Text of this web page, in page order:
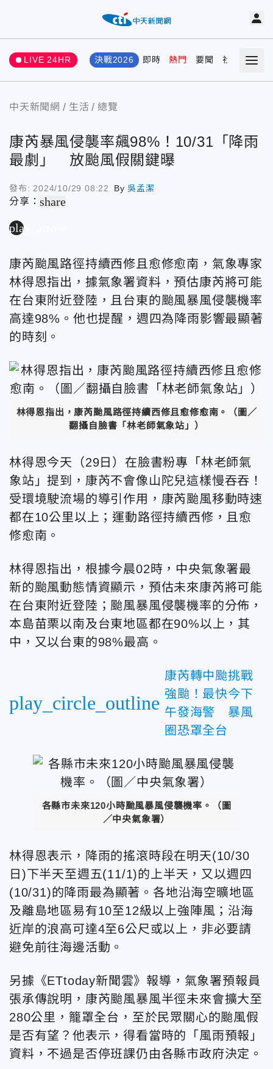
LIVE 24HR 決戰2026 即時 熱門 要聞 社會 娛樂
中天新聞網 生活 總覽
康芮暴風侵襲率飆98%！10/31「降雨
最劇」 放颱風假關鍵曝
發布: 2024/10/29 08:22 By吳孟潔
分享：share
play_arrow
康芮颱風路徑持續西修且愈修愈南，氣象專家
林得恩指出，據氣象署資料，預估康芮將可能
在台東附近登陸，且台東的颱風暴風侵襲機率
高達98%。他也提醒，週四為降雨影響最顯著
的時刻。
林得恩指出，康芮颱風路徑持續西修且愈修愈南。（圖／
翻攝自臉書「林老師氣象站」）
林得恩今天（29日）在臉書粉專「林老師氣
象站」提到，康芮不會像山陀兒這樣慢吞吞！
受環境駛流場的導引作用，康芮颱風移動時速
都在10公里以上；運動路徑持續西修，且愈
修愈南。
林得恩指出，根據今晨02時，中央氣象署最
新的颱風動態情資顯示，預估未來康芮將可能
在台東附近登陸；颱風暴風侵襲機率的分佈，
本島苗栗以南及台東地區都在90%以上，其
中，又以台東的98%最高。
play_circle_outline
康芮轉中颱挑戰
強颱！最快今下
午發海警 暴風
圈恐罩全台
各縣市未來120小時颱風暴風侵襲機率。（圖
／中央氣象署）
林得恩表示，降雨的搖滾時段在明天(10/30
日)下半天至週五(11/1)的上半天，又以週四
(10/31)的降雨最為顯著。各地沿海空曠地區
及離島地區易有10至12級以上強陣風；沿海
近岸的浪高可達4至6公尺或以上，非必要請
避免前往海邊活動。
另據《ETtoday新聞雲》報導，氣象署預報員
張承傳說明，康芮颱風暴風半徑未來會擴大至
280公里，籠罩全台，至於民眾關心的颱風假
是否有望？他表示，得看當時的「風雨預報」
資料，不過是否停班課仍由各縣市政府決定。